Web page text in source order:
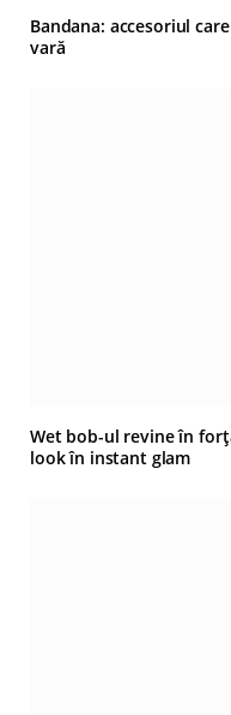
Bandana: accesoriul
vară
Wet bob-ul revine în
look în instant glam